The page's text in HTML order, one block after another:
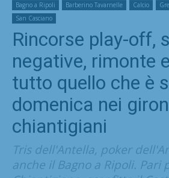
Bagno a Ripoli Barberino Tavarnelle Calcio
San Casciano
Rincorse play-off,
negative, rimonte
tutto quello che è
domenica nei
chiantigiani
Tris dell'Antella, poker
anche il Bagno a Ripoli. Pari